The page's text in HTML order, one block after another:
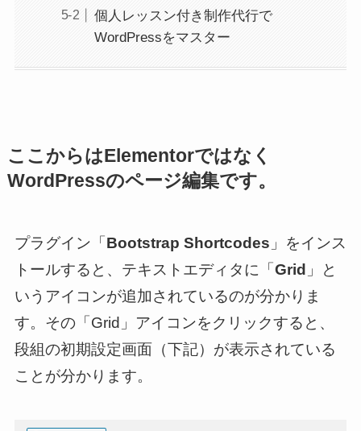
個人レッスン付き制作代行で
WordPressをマスター
ここからはElementorではなく
WordPressのページ編集です。
プラグイン「 Bootstrap Shortcodes 」をインス
トールすると、テキストエディタに「 Grid 」と
いうアイコンが追加されているのが分かりま
す。その「Grid」アイコンをクリックすると、
段組の初期設定画面（下記）が表示されている
ことが分かります。